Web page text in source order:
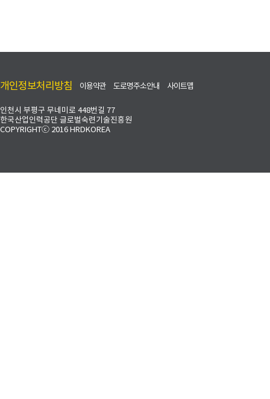
개인정보처리방침 이용약관 도로명주소안내 사이트맵
인천시 부평구 무네미로 448번길 77
한국산업인력공단 글로벌숙련기술진흥원
COPYRIGHTⓒ 2016 HRDKOREA